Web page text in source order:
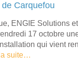
Carquefou
ENGIE Solutions
17 octobre
qui vient
suite…